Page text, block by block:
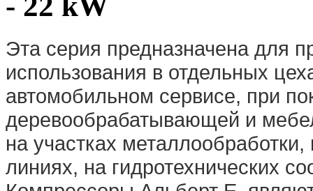
Эта серия предназначена для
использования в отдельных
автомобильном сервисе, при
деревообрабатывающей и
на участках
линиях, на гидротехнических